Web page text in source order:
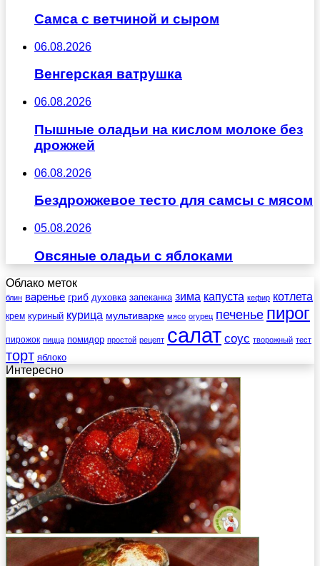
Самса с ветчиной и сыром
06.08.2026
Венгерская ватрушка
06.08.2026
Пышные оладьи на кислом молоке без
дрожжей
06.08.2026
Бездрожжевое тесто для самсы с мясом
05.08.2026
Овсяные оладьи с яблоками
Облако меток
блин варенье гриб духовка запеканка зима капуста кефир котлета
крем куриный курица мультиварке мясо огурец печенье пирог
пирожок пицца помидор простой рецепт салат соус творожный тест
торт яблоко
Интересно